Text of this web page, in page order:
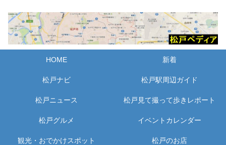
HOME 新着
松戸ナビ 松戸駅周辺ガイド
松戸ニュース 松戸見て撮って歩きレポート
松戸グルメ イベントカレンダー
観光・おでかけスポット 松戸のお店